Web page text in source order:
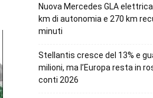
Nuova Mercedes GLA
km di autonomia e 270 km
minuti
Stellantis cresce del 13% e
milioni, ma l’Europa resta in
conti 2026